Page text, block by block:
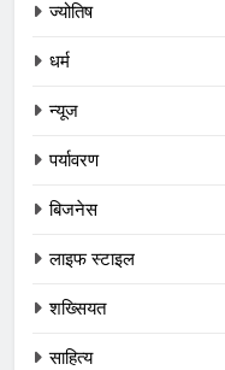
ज्योतिष
धर्म
न्यूज
पर्यावरण
बिजनेस
लाइफ स्टाइल
शख्सियत
साहित्य